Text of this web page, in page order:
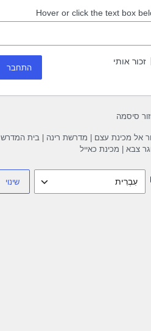
Hover or click the text box
זכור אותי
סיסמה
אל מכינת עצם | מדרשת רינה | בית המדרש
צבא | מכינת כאייל
שפה